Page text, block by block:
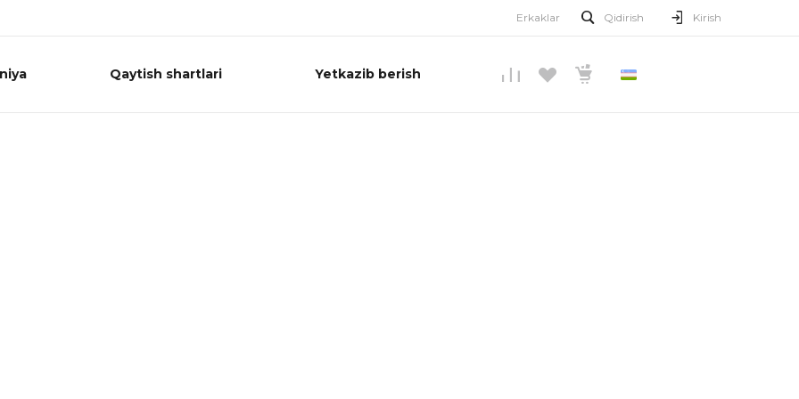
Erkaklar Qidirish Kirish
Qaytish shartlari Yetkazib berish